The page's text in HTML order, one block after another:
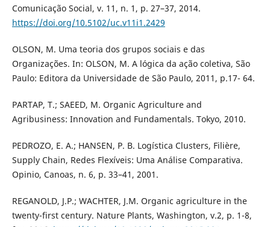
Comunicação Social, v. 11, n. 1, p. 27–37, 2014.
https://doi.org/10.5102/uc.v11i1.2429
OLSON, M. Uma teoria dos grupos sociais e das
Organizações. In: OLSON, M. A lógica da ação coletiva, São
Paulo: Editora da Universidade de São Paulo, 2011, p.17- 64.
PARTAP, T.; SAEED, M. Organic Agriculture and
Agribusiness: Innovation and Fundamentals. Tokyo, 2010.
PEDROZO, E. A.; HANSEN, P. B. Logística Clusters, Filière,
Supply Chain, Redes Flexíveis: Uma Análise Comparativa.
Opinio, Canoas, n. 6, p. 33–41, 2001.
REGANOLD, J.P.; WACHTER, J.M. Organic agriculture in the
twenty-first century. Nature Plants, Washington, v.2, p. 1-8,